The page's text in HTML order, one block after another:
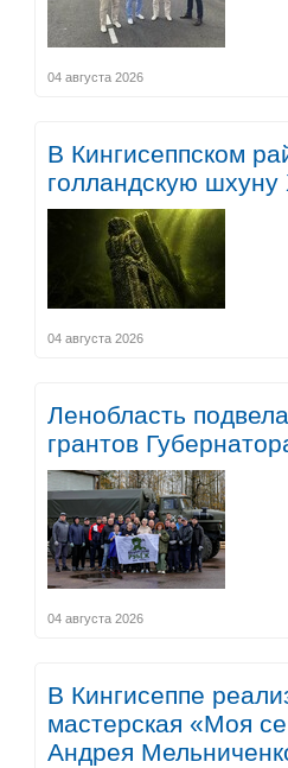
04 августа 2026
В Кингисеппском
голландскую шхуну
04 августа 2026
Ленобласть
грантов
04 августа 2026
В Кингисеппе
мастерская «Моя
Андрея